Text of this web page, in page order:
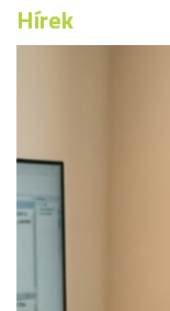
Hírek